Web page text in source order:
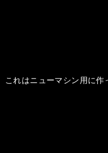
これはニューマシン用に